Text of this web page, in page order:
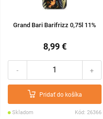
Grand Bari Barifrizz 0,75l 11%
8,99 €
- +
Pridať do košíka
Skladom Kód: 26366